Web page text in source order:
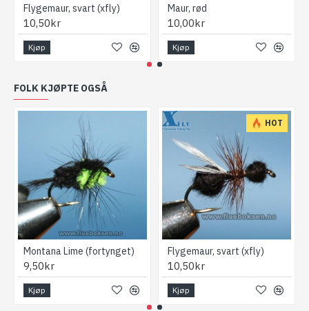
Flygemaur, svart (xfly)
10,50kr
Kjøp
Maur, rød
10,00kr
Kjøp
FOLK KJØPTE OGSÅ
Montana Lime (fortynget)
9,50kr
Kjøp
HOT
Flygemaur, svart (xfly)
10,50kr
Kjøp